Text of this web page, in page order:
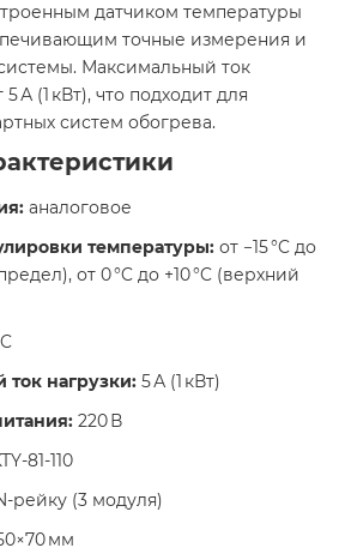
датчиком температуры
точные измерения и
Максимальный ток
А (1 кВт), что подходит для
систем обогрева.
аналоговое
температуры: от −15 °C до
от 0 °C до +10 °C (верхний
нагрузки: 5 А (1 кВт)
220 В
81-110
рейку (3 модуля)
мм